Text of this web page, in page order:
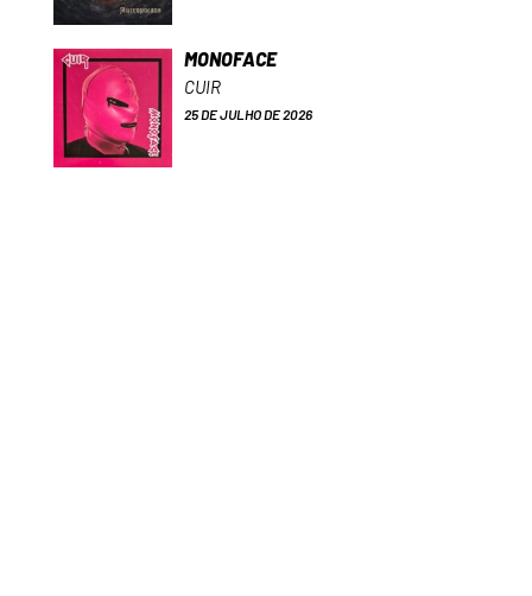
MONOFACE
CUIR
25 DE JULHO DE 2026